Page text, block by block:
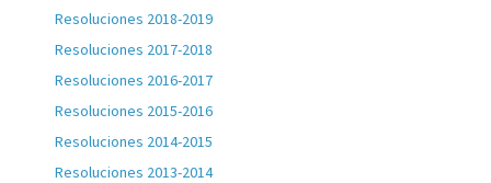
Resoluciones 2018-2019
Resoluciones 2017-2018
Resoluciones 2016-2017
Resoluciones 2015-2016
Resoluciones 2014-2015
Resoluciones 2013-2014